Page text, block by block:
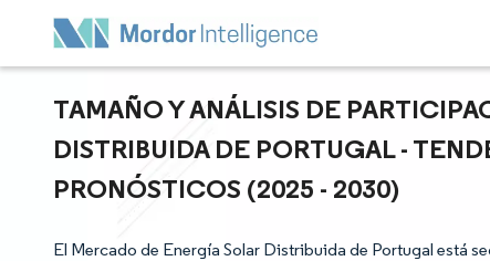
TAMAÑO Y ANÁLISIS DE
DISTRIBUIDA DE PORTUGAL -
PRONÓSTICOS (2025 - 2030)
El Mercado de Energía Solar Distribuida de Portugal está